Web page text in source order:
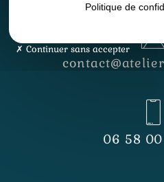
06 58
Politique de
Continuer sans accepter